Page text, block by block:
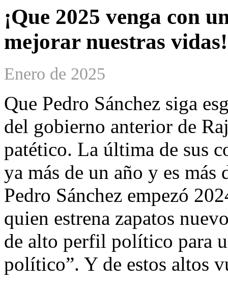
¡Que 2025 venga con
mejorar nuestras vidas!
Enero de 2025
Que Pedro Sánchez siga
del gobierno anterior de
patético. La última de sus
ya más de un año y es
Pedro Sánchez empezó
quien estrena zapatos
de alto perfil político para
político”. Y de estos altos